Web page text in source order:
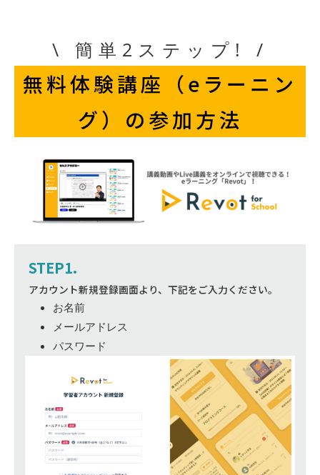
\ 簡単2ステップ! /
無料体験講座（eラーニン
グ）の参加方法
STEP1.
アカウント新規登録画面より、下記をご入力ください。
お名前
メールアドレス
パスワード